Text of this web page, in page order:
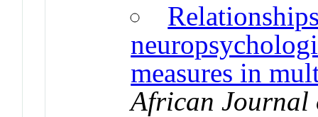
measures in
African Journal